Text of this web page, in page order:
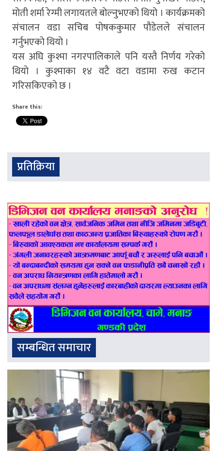
मोती शर्मा रेग्मी लगायतले बोल्नुभएको थियो । कार्यक्रमको
संचालन वडा सचिब पोषककुमार पौडेलले संचालन
गर्नुभएको थियो ।
यस अघि कुश्मा नगरपालिकाले पनि यस्तै निर्णय गरेको
थियो । कुश्माका १४ वटै वटा वडामा रुख कटान
गरिसकिएको छ ।
Share this:
प्रतिक्रिया
सम्बन्धित समाचार